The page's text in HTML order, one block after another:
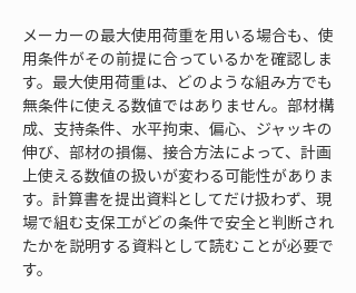
メーカーの最大使用荷重を用いる場合も、使
用条件がその前提に合っているかを確認しま
す。最大使用荷重は、どのような組み方でも
無条件に使える数値ではありません。部材構
成、支持条件、水平拘束、偏心、ジャッキの
伸び、部材の損傷、接合方法によって、計画
上使える数値の扱いが変わる可能性がありま
す。計算書を提出資料としてだけ扱わず、現
場で組む支保工がどの条件で安全と判断され
たかを説明する資料として読むことが必要で
す。